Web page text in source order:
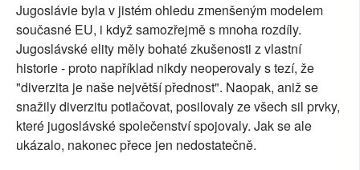
Jugoslávie byla v jistém ohledu zmenšeným modelem
současné EU, i když samozřejmě s mnoha rozdíly.
Jugoslávské elity měly bohaté zkušenosti z vlastní
historie - proto například nikdy neoperovaly s tezí, že
"diverzita je naše největší přednost". Naopak, aniž se
snažily diverzitu potlačovat, posilovaly ze všech sil prvky,
které jugoslávské společenství spojovaly. Jak se ale
ukázalo, nakonec přece jen nedostatečně.